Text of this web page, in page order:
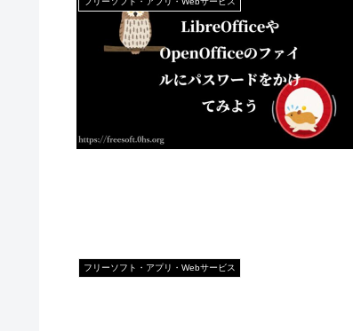
フリーソフト・アプリ・Webサービス